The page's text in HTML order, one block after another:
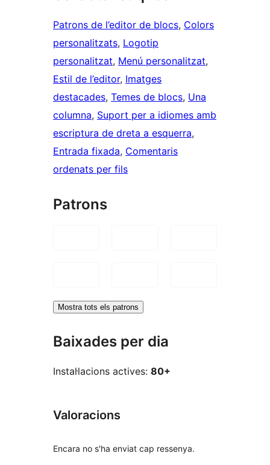
Patrons de l’editor de blocs, Colors
personalitzats, Logotip
personalitzat, Menú personalitzat
Estil de l’editor, Imatges
destacades, Temes de blocs, Una
columna, Suport per a idiomes amb
escriptura de dreta a esquerra
Entrada fixada, Comentaris
ordenats per fils
Patrons
Mostra tots els patrons
Baixades per dia
Instal·lacions actives: 80+
Valoracions
Encara no s'ha enviat cap ressenya.